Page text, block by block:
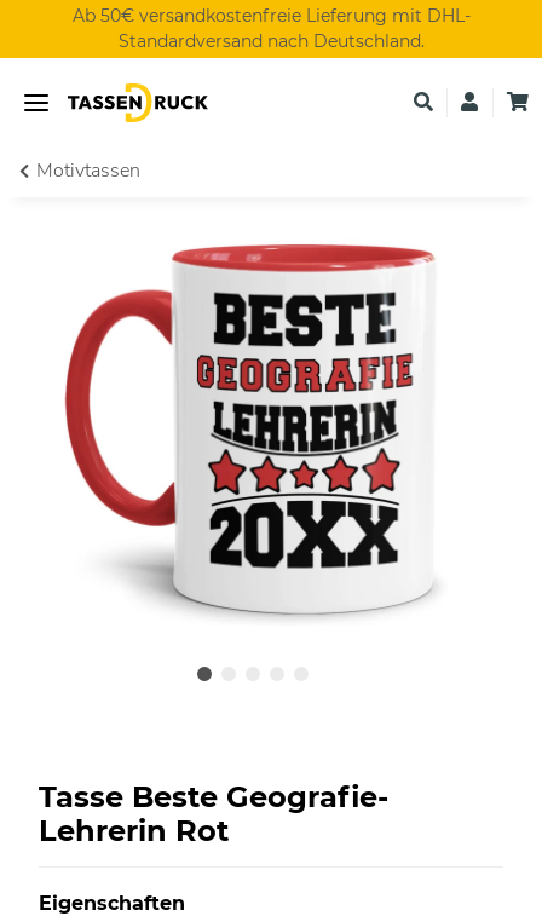
Ab 50€ versandkostenfreie Lieferung mit DHL-
Standardversand nach Deutschland.
Motivtassen
Tasse Beste Geografie-
Lehrerin Rot
Eigenschaften